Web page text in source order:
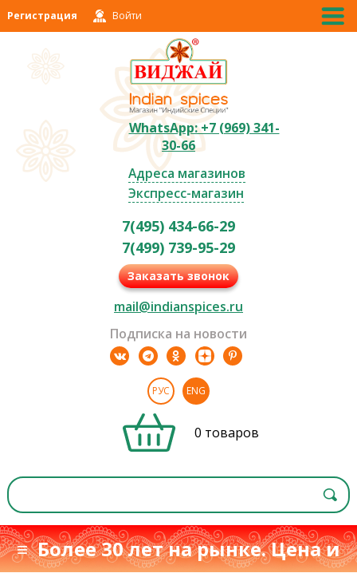
Регистрация Войти
WhatsApp: +7 (969) 341-
30-66
Адреса магазинов
Экспресс-магазин
7(495) 434-66-29
7(499) 739-95-29
Заказать звонок
mail@indianspices.ru
Подписка на новости
РУС ENG
0 товаров
≡ Более 30 лет на рынке. Цена и